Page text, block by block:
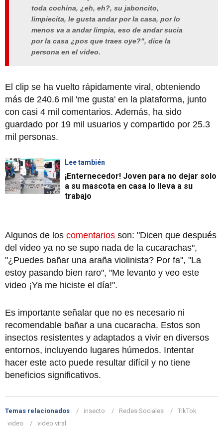
toda cochina, ¿eh, eh?, su jaboncito,
limpiecita, le gusta andar por la casa, por lo
menos va a andar limpia, eso de andar sucia
por la casa ¿pos que traes oye?", dice la
persona en el video.
El clip se ha vuelto rápidamente viral, obteniendo
más de 240.6 mil 'me gusta' en la plataforma, junto
con casi 4 mil comentarios. Además, ha sido
guardado por 19 mil usuarios y compartido por 25.3
mil personas.
Lee también
¡Enternecedor! Joven para no dejar solo
a su mascota en casa lo lleva a su
trabajo
Algunos de los comentarios son: "Dicen que después
del video ya no se supo nada de la cucarachas",
"¿Puedes bañar una araña violinista? Por fa", "La
estoy pasando bien raro", "Me levanto y veo este
video ¡Ya me hiciste el día!".
Es importante señalar que no es necesario ni
recomendable bañar a una cucaracha. Estos son
insectos resistentes y adaptados a vivir en diversos
entornos, incluyendo lugares húmedos. Intentar
hacer este acto puede resultar difícil y no tiene
beneficios significativos.
Temas relacionados insecto Redes Sociales
TikTok
video
video viral